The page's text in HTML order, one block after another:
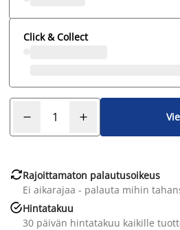
Click & Collect
Rajoittamaton palautusoikeus
Ei aikarajaa - palauta mihin
Hintatakuu
30 päivän hintatakuu kaikille